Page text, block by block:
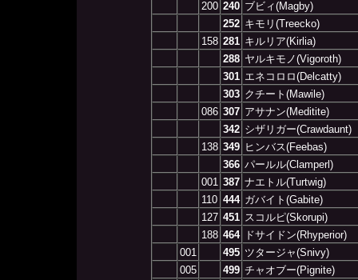
200 240 ブビィ(Magby)
252 キモリ(Treecko)
158 281 キルリア(Kirlia)
288 ヤルキモノ(Vigoroth)
301 エネコロロ(Delcatty)
303 クチート(Mawile)
086 307 アサナン(Meditite)
342 シザリガー(Crawdaunt)
138 349 ヒンバス(Feebas)
366 パールル(Clamperl)
001 387 ナエトル(Turtwig)
110 444 ガバイト(Gabite)
127 451 スコルピ(Skorupi)
188 464
ドサイドン(Rhyperior)
001
495 ツタージャ(Snivy)
005
499 チャオブー(Pignite)